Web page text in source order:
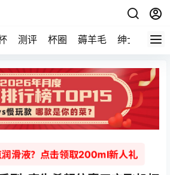
测评 杯圈 薅羊毛 绅士 视频
滑液？点击领取200ml新人礼